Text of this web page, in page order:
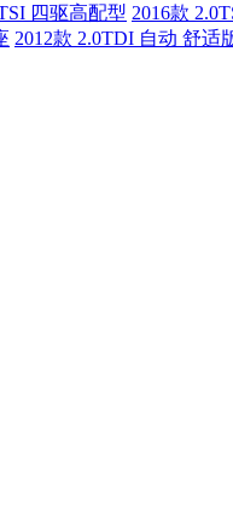
四驱高配型 2016款
2012款 2.0TDI 自动 舒适